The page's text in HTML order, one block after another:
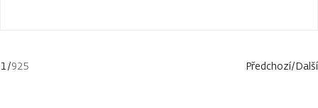
1/925 Předchozí/Další